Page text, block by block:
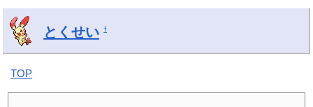
とくせい †
TOP